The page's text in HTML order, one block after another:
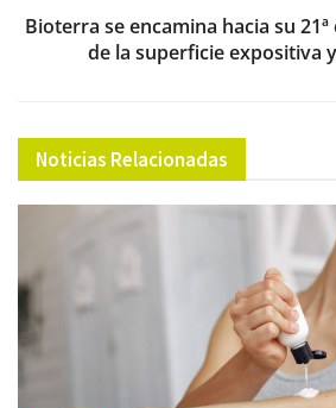
Bioterra se encamina hacia su
de la superficie expositiva
Noticias Relacionadas